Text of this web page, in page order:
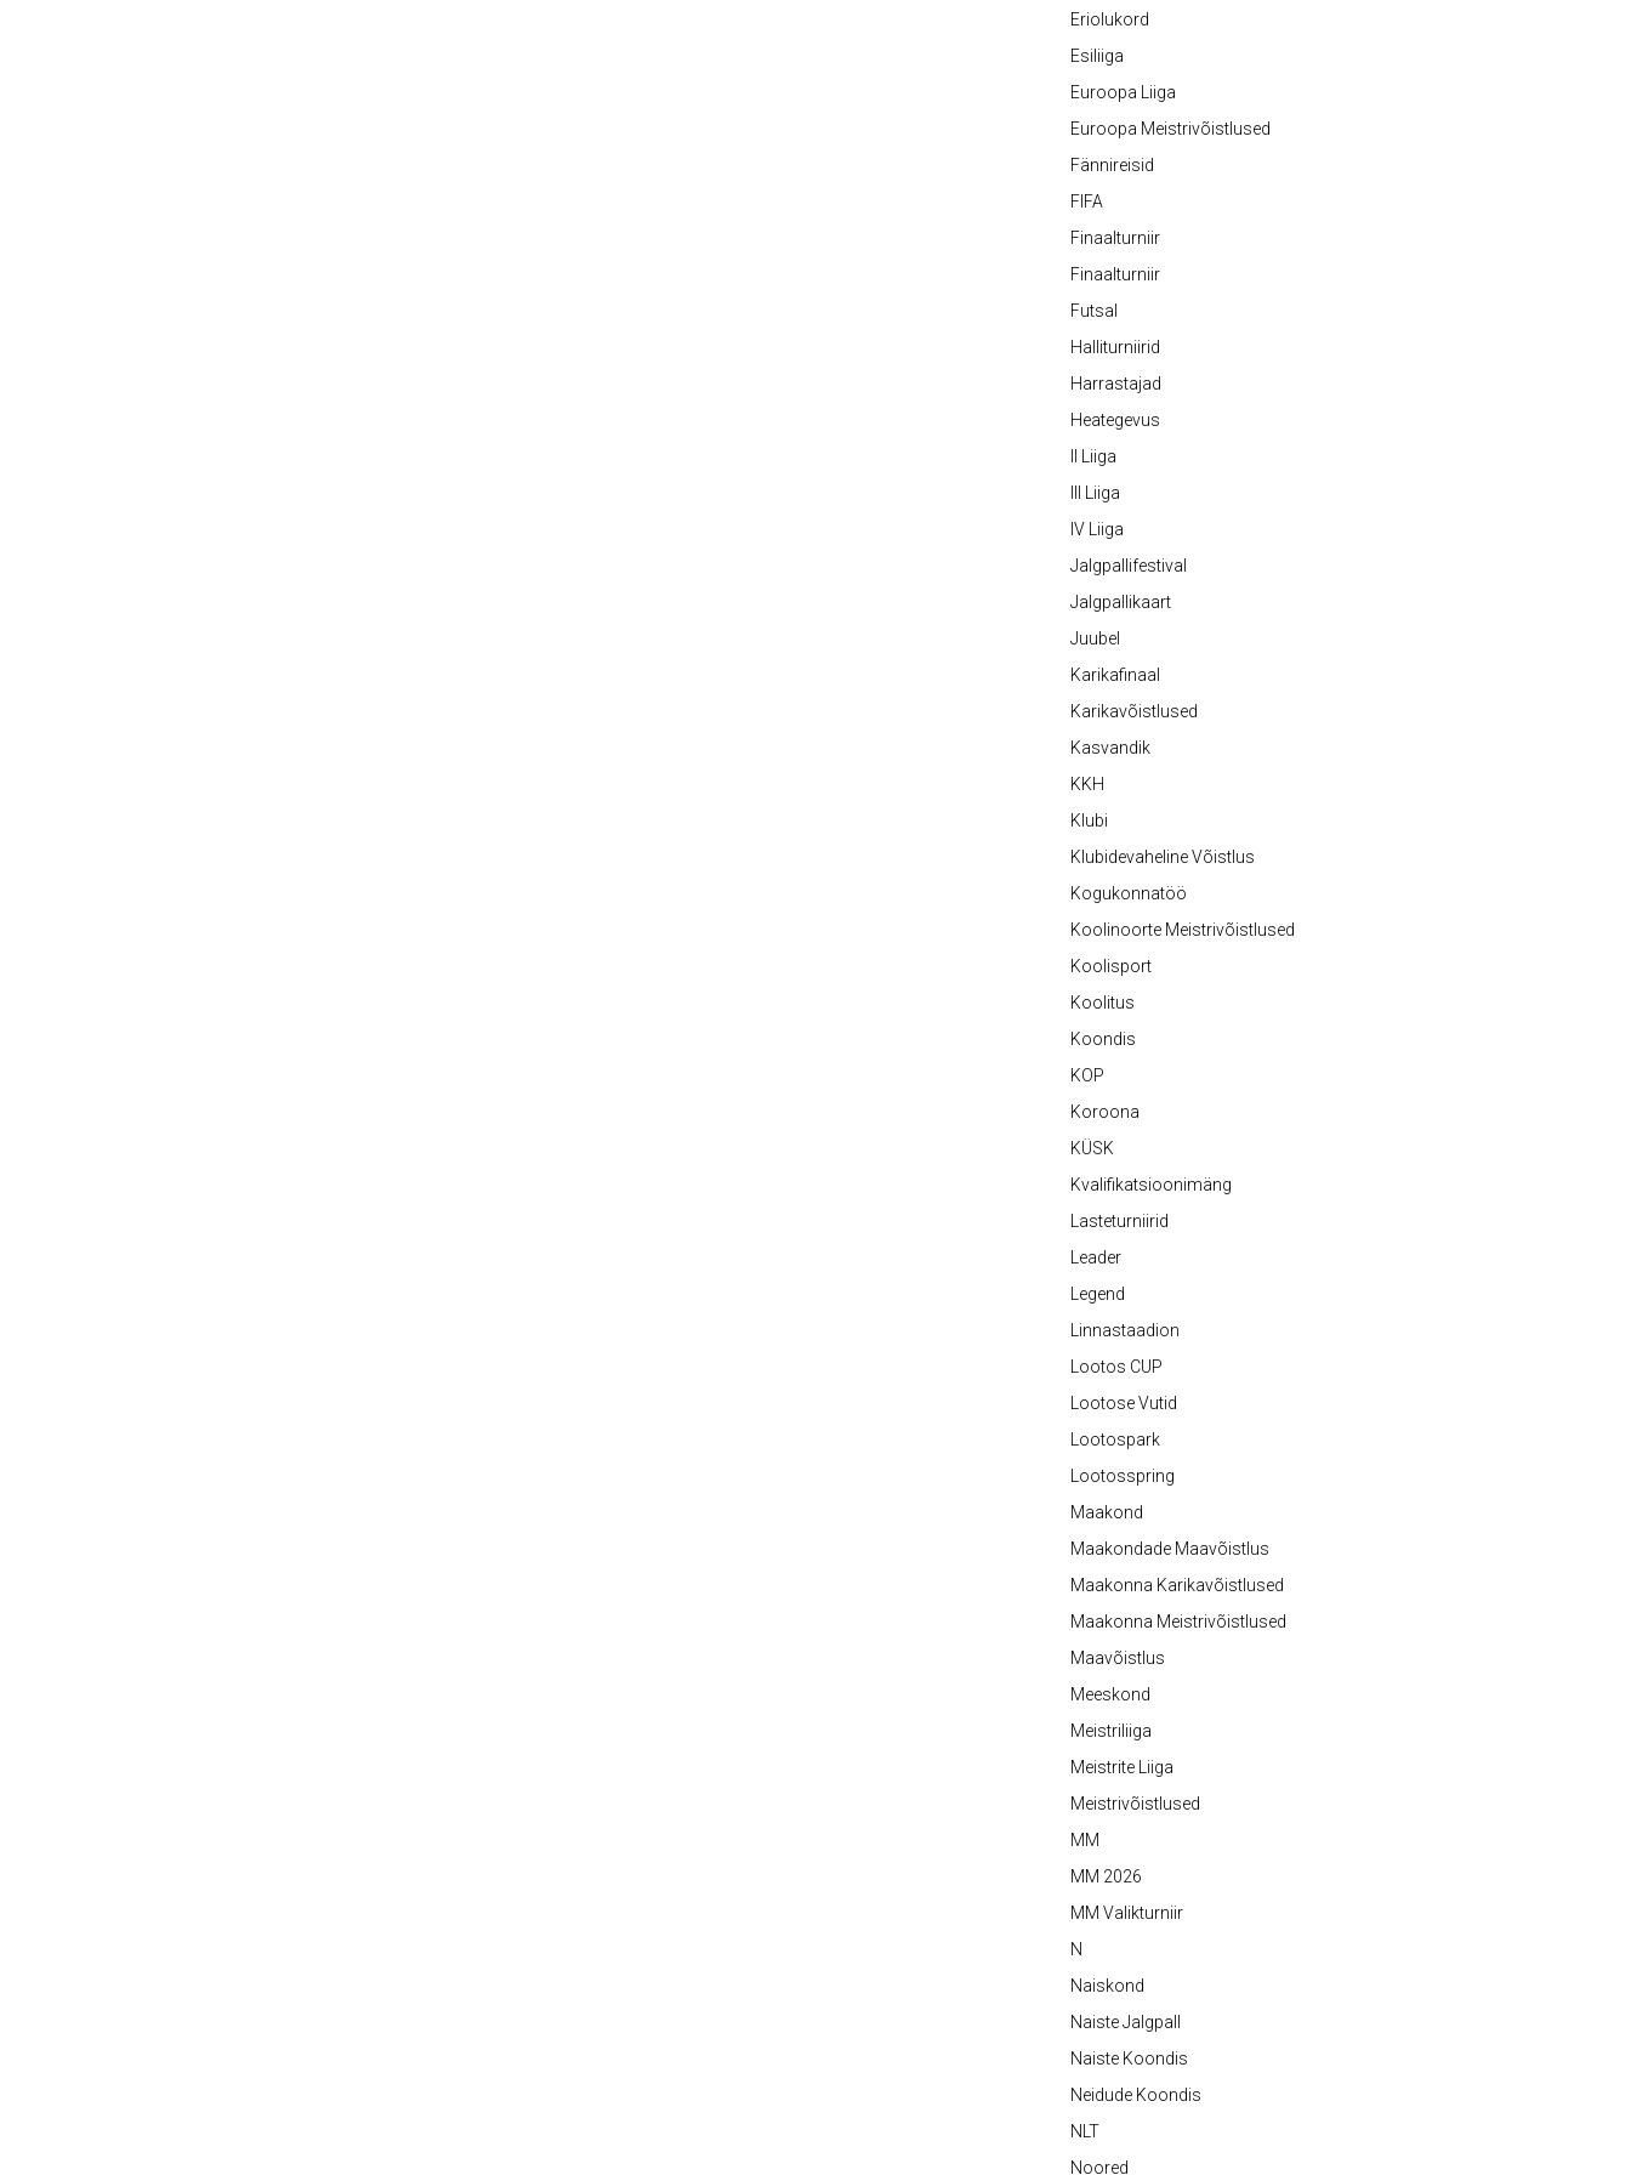
Eriolukord
Esiliiga
Euroopa Liiga
Euroopa Meistrivõistlused
Fännireisid
FIFA
Finaalturniir
Finaalturniir
Futsal
Halliturniirid
Harrastajad
Heategevus
II Liiga
III Liiga
IV Liiga
Jalgpallifestival
Jalgpallikaart
Juubel
Karikafinaal
Karikavõistlused
Kasvandik
KKH
Klubi
Klubidevaheline Võistlus
Kogukonnatöö
Koolinoorte Meistrivõistlused
Koolisport
Koolitus
Koondis
KOP
Koroona
KÜSK
Kvalifikatsioonimäng
Lasteturniirid
Leader
Legend
Linnastaadion
Lootos CUP
Lootose Vutid
Lootospark
Lootosspring
Maakond
Maakondade Maavõistlus
Maakonna Karikavõistlused
Maakonna Meistrivõistlused
Maavõistlus
Meeskond
Meistriliiga
Meistrite Liiga
Meistrivõistlused
MM
MM 2026
MM Valikturniir
N
Naiskond
Naiste Jalgpall
Naiste Koondis
Neidude Koondis
NLT
Noored